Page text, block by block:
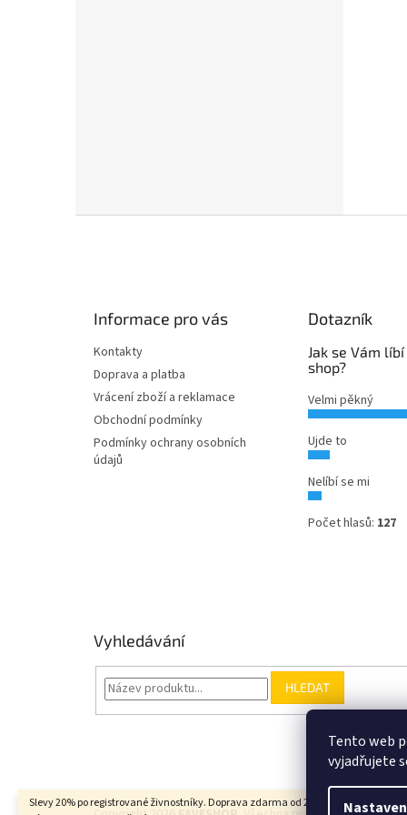
Tento web
vyjadřujete
Slevy 20% po registrované živnostníky. Doprava zdarma od 2000Kč u balíkových
Informace pro vás
Kontakty
Doprava a platba
Vrácení zboží a reklamace
Obchodní podmínky
Podmínky ochrany osobních
údajů
Dotazník
Jak se Vám
shop?
Velmi pěkný
Ujde to
Nelíbí se mi
Počet hlasů: 127
Vyhledávání
HLEDAT